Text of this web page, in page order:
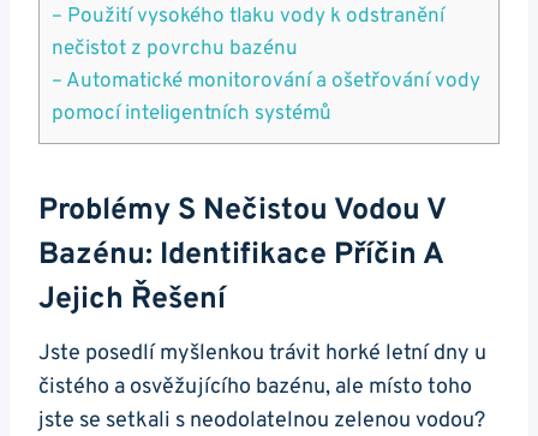
– Použití vysokého tlaku vody k odstranění
nečistot z povrchu bazénu
– Automatické monitorování a ošetřování vody
pomocí inteligentních systémů
Problémy S Nečistou Vodou V
Bazénu: Identifikace Příčin A
Jejich Řešení
Jste posedlí myšlenkou trávit horké letní dny u
čistého a osvěžujícího bazénu, ale místo toho
jste se setkali s neodolatelnou zelenou vodou?